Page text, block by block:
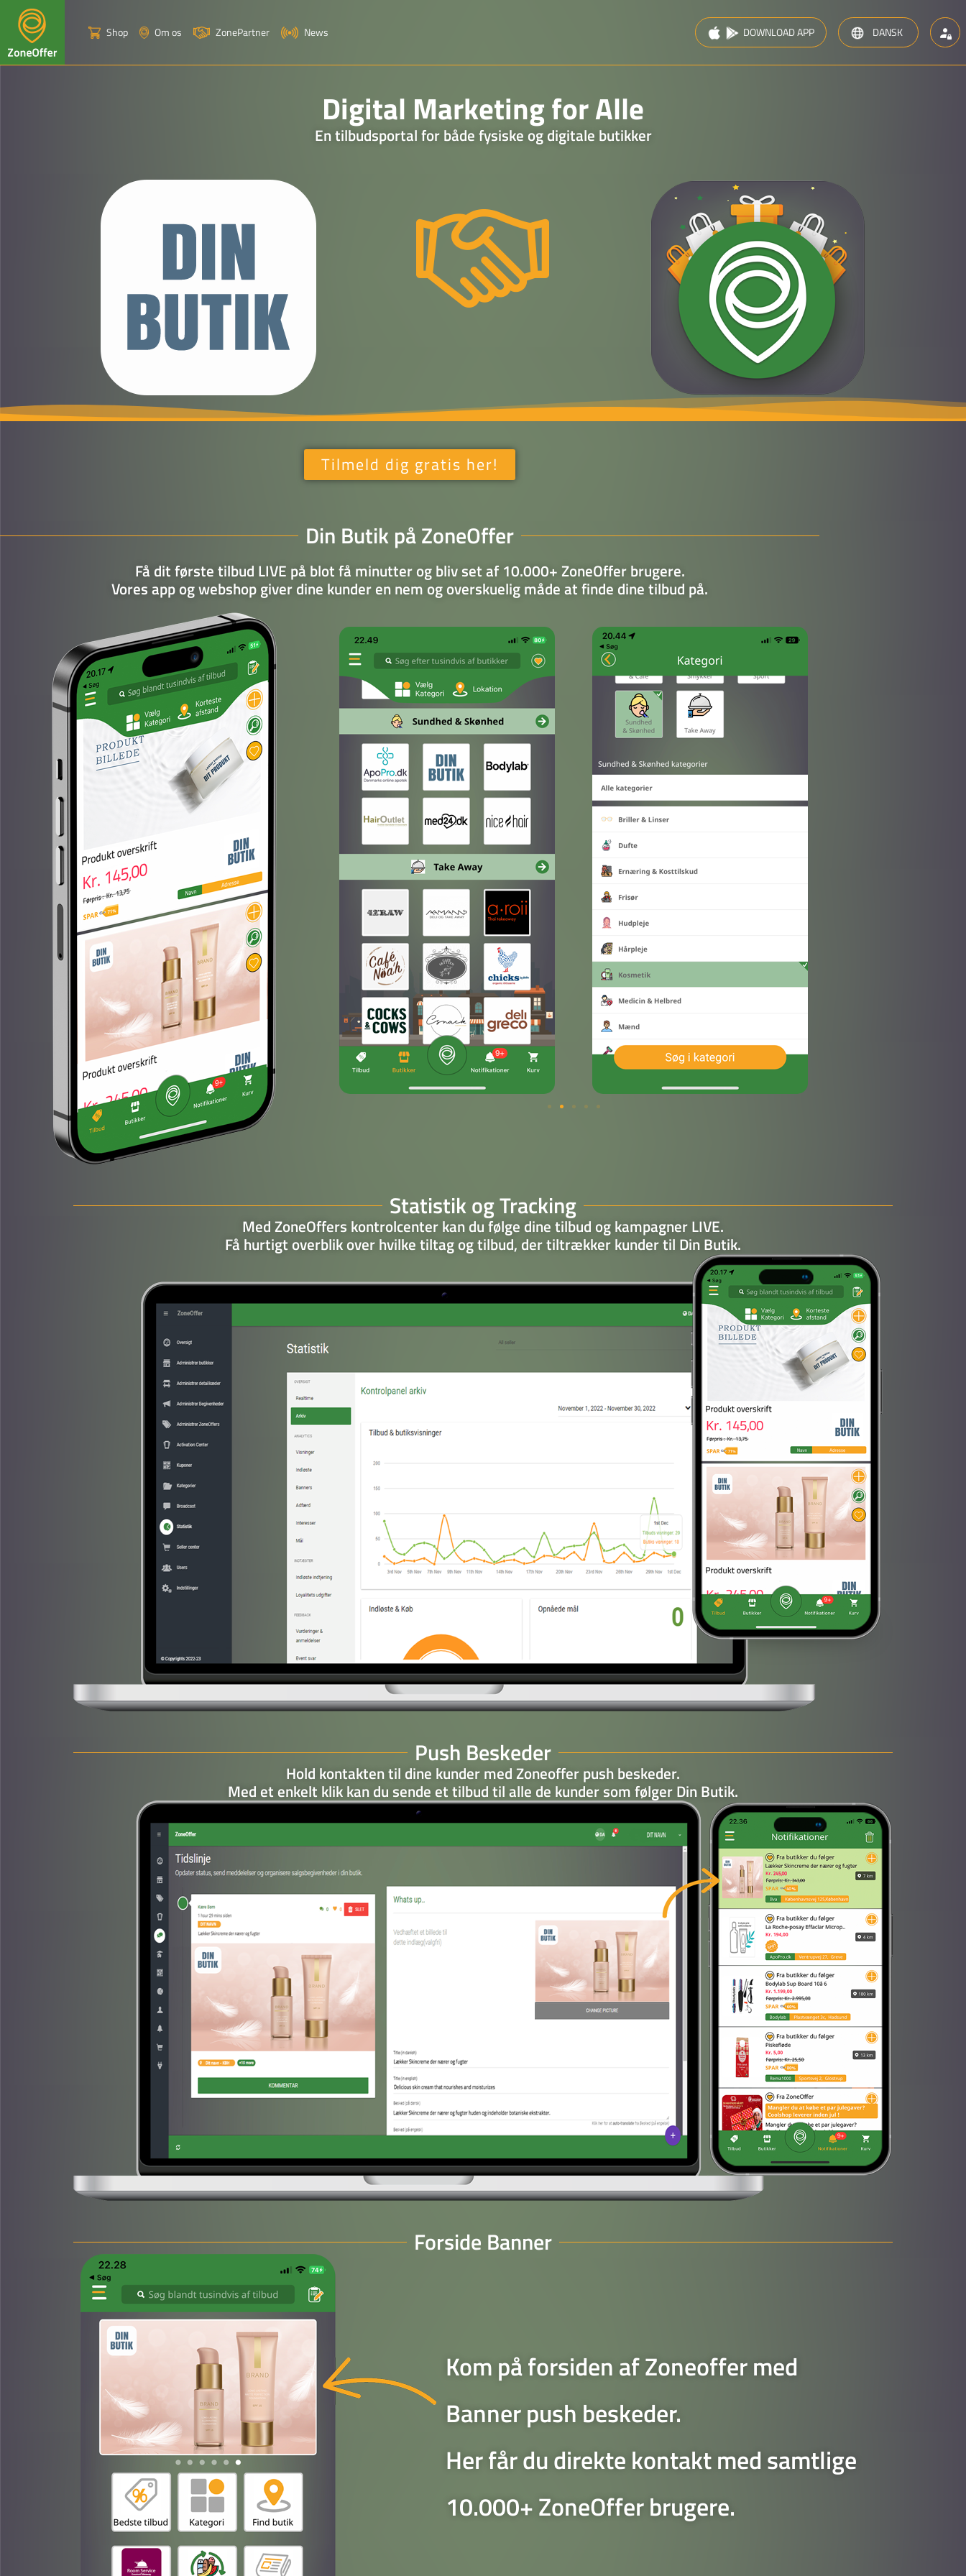
Shop Om os ZonePartner News
DOWNLOAD APP
IOS
ANDROID
DANSK
ENGLISH
Digital Marketing for Alle
En tilbudsportal for både fysiske og digitale butikker
Tilmeld dig gratis her!
Din Butik på ZoneOffer
Få dit første tilbud LIVE på blot få minutter og bliv set af 10.000+ ZoneOffer brugere.
Vores app og webshop giver dine kunder en nem og overskuelig måde at finde dine tilbud på.
Statistik og Tracking
Med ZoneOffers kontrolcenter kan du følge dine tilbud og kampagner LIVE.
Få hurtigt overblik over hvilke tiltag og tilbud, der tiltrækker kunder til Din Butik.
Push Beskeder
Hold kontakten til dine kunder med Zoneoffer push beskeder.
Med et enkelt klik kan du sende et tilbud til alle de kunder som følger Din Butik.
Forside Banner
Kom på forsiden af Zoneoffer med
Banner push beskeder.
Her får du direkte kontakt med samtlige
10.000+ ZoneOffer brugere.